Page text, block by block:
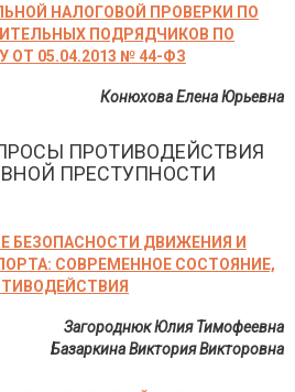
НАЛОГОВОЙ ПРОВЕРКИ ПО
ПОДРЯДЧИКОВ ПО
05.04.2013 № 44-ФЗ
Конюхова Елена Юрьевна
ПРОТИВОДЕЙСТВИЯ
ПРЕСТУПНОСТИ
БЕЗОПАСНОСТИ ДВИЖЕНИЯ И
СОВРЕМЕННОЕ СОСТОЯНИЕ,
Загороднюк Юлия Тимофеевна
Базаркина Виктория Викторовна